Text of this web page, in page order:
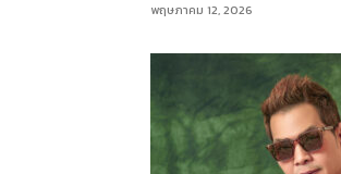
พฤษภาคม 12, 2026